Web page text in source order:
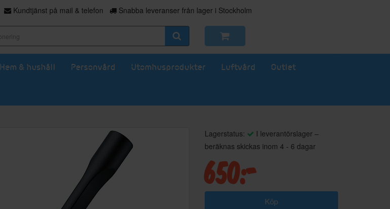
Kundtjänst på mail & telefon Snabba leveranser från lager i Stockholm
Hem & hushåll Personvård Utomhusprodukter Luftvård Outlet
Lagerstatus:
I leverantörslager –
beräknas skickas inom 4 - 6 dagar
650:-
Köp